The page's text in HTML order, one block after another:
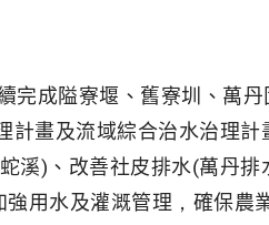
完成隘寮堰、舊寮圳、萬
計畫及流域綜合治水治理
溪)、改善社皮排水(萬丹
用水及灌溉管理，確保農